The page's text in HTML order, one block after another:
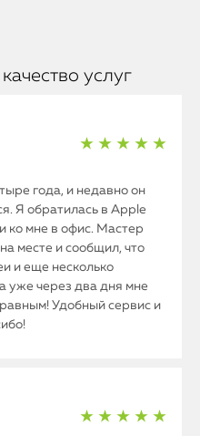
услуг
★ ★ ★ ★ ★
года, и недавно он
Я обратилась в Apple
ко мне в офис. Мастер
месте и сообщил, что
и еще несколько
уже через два дня мне
Удобный сервис и
★ ★ ★ ★ ★